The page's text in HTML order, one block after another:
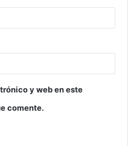
y web en este
comente.